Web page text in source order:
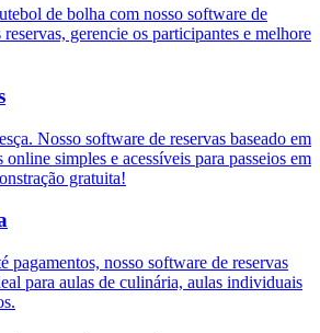
de bolha com nosso software de
gerencie os participantes e melhore
Nosso software de reservas baseado em
online simples e acessíveis para passeios em
gratuita!
pagamentos, nosso software de reservas
para aulas de culinária, aulas individuais